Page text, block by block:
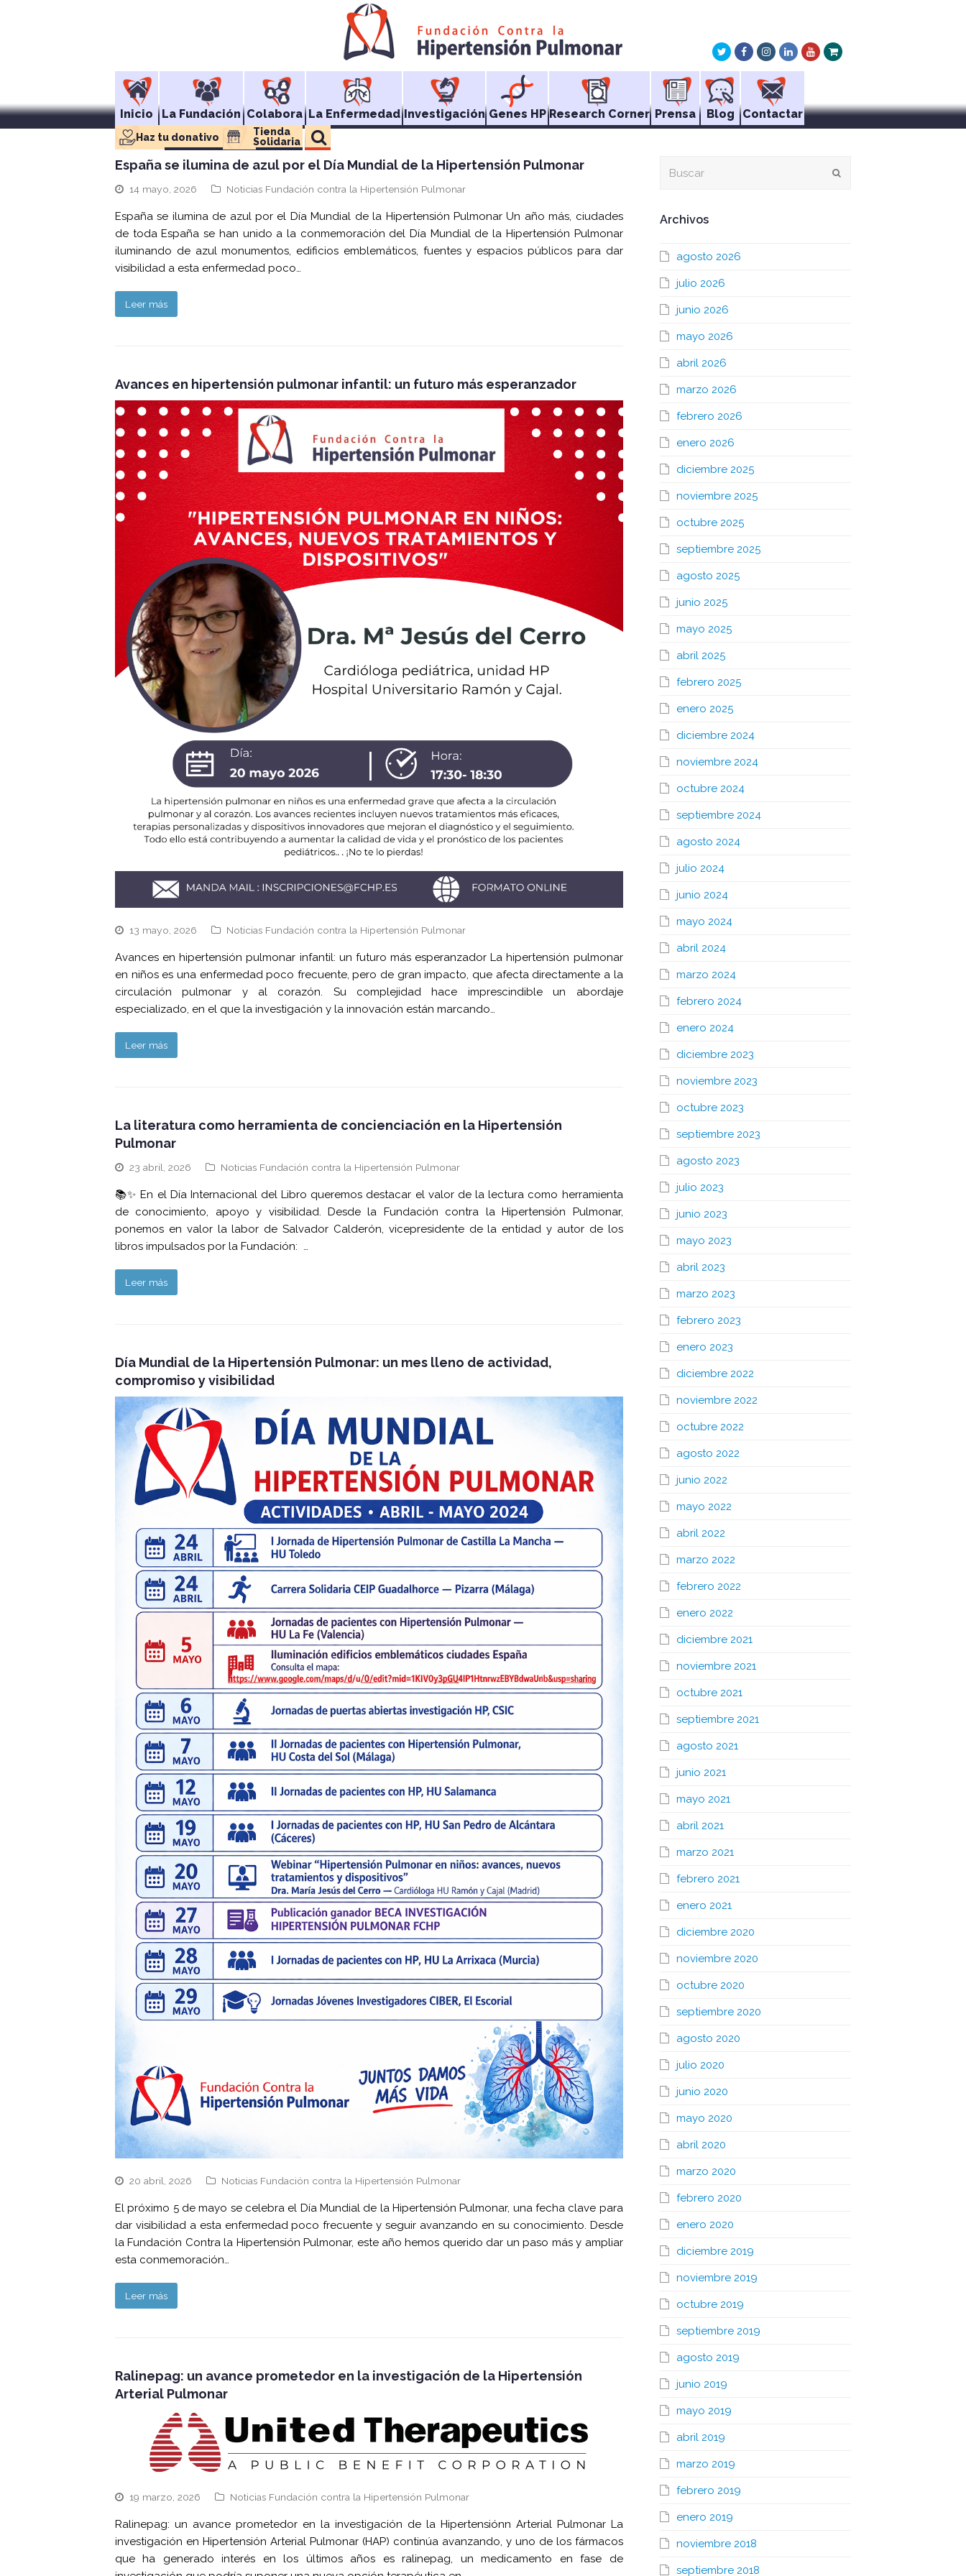
TwitterFacebookInstagram
LinkedInYoutube
Xing
Inicio La Fundación Colabora La Enfermedad Investigación Genes HP Research Corner Prensa Blog Contactar
Haz tu donativo
Tienda
Solidaria
España se ilumina de azul por el Día Mundial de la Hipertensión Pulmonar
14 mayo, 2026 Noticias Fundación contra la Hipertensión Pulmonar
España se ilumina de azul por el Día Mundial de la Hipertensión Pulmonar Un año más, ciudades
de toda España se han unido a la conmemoración del Día Mundial de la Hipertensión Pulmonar
iluminando de azul monumentos, edificios emblemáticos, fuentes y espacios públicos para dar
visibilidad a esta enfermedad poco…
Leer más
Avances en hipertensión pulmonar infantil: un futuro más esperanzador
13 mayo, 2026 Noticias Fundación contra la Hipertensión Pulmonar
Avances en hipertensión pulmonar infantil: un futuro más esperanzador La hipertensión pulmonar
en niños es una enfermedad poco frecuente, pero de gran impacto, que afecta directamente a la
circulación pulmonar y al corazón. Su complejidad hace imprescindible un abordaje
especializado, en el que la investigación y la innovación están marcando…
Leer más
La literatura como herramienta de concienciación en la Hipertensión
Pulmonar
23 abril, 2026 Noticias Fundación contra la Hipertensión Pulmonar
📚✨ En el Día Internacional del Libro queremos destacar el valor de la lectura como herramienta
de conocimiento, apoyo y visibilidad. Desde la Fundación contra la Hipertensión Pulmonar,
ponemos en valor la labor de Salvador Calderón, vicepresidente de la entidad y autor de los
libros impulsados por la Fundación: …
Leer más
Día Mundial de la Hipertensión Pulmonar: un mes lleno de actividad,
compromiso y visibilidad
20 abril, 2026 Noticias Fundación contra la Hipertensión Pulmonar
El próximo 5 de mayo se celebra el Día Mundial de la Hipertensión Pulmonar, una fecha clave para
dar visibilidad a esta enfermedad poco frecuente y seguir avanzando en su conocimiento. Desde
la Fundación Contra la Hipertensión Pulmonar, este año hemos querido dar un paso más y ampliar
esta conmemoración…
Leer más
Ralinepag: un avance prometedor en la investigación de la Hipertensión
Arterial Pulmonar
19 marzo, 2026 Noticias Fundación contra la Hipertensión Pulmonar
Ralinepag: un avance prometedor en la investigación de la Hipertensiónn Arterial Pulmonar La
investigación en Hipertensión Arterial Pulmonar (HAP) continúa avanzando, y uno de los fármacos
que ha generado interés en los últimos años es ralinepag, un medicamento en fase de
Archivos
agosto 2026
julio 2026
junio 2026
mayo 2026
abril 2026
marzo 2026
febrero 2026
enero 2026
diciembre 2025
noviembre 2025
octubre 2025
septiembre 2025
agosto 2025
junio 2025
mayo 2025
abril 2025
febrero 2025
enero 2025
diciembre 2024
noviembre 2024
octubre 2024
septiembre 2024
agosto 2024
julio 2024
junio 2024
mayo 2024
abril 2024
marzo 2024
febrero 2024
enero 2024
diciembre 2023
noviembre 2023
octubre 2023
septiembre 2023
agosto 2023
julio 2023
junio 2023
mayo 2023
abril 2023
marzo 2023
febrero 2023
enero 2023
diciembre 2022
noviembre 2022
octubre 2022
agosto 2022
junio 2022
mayo 2022
abril 2022
marzo 2022
febrero 2022
enero 2022
diciembre 2021
noviembre 2021
octubre 2021
septiembre 2021
agosto 2021
junio 2021
mayo 2021
abril 2021
marzo 2021
febrero 2021
enero 2021
diciembre 2020
noviembre 2020
octubre 2020
septiembre 2020
agosto 2020
julio 2020
junio 2020
mayo 2020
abril 2020
marzo 2020
febrero 2020
enero 2020
diciembre 2019
noviembre 2019
octubre 2019
septiembre 2019
agosto 2019
junio 2019
mayo 2019
abril 2019
marzo 2019
febrero 2019
enero 2019
noviembre 2018
septiembre 2018